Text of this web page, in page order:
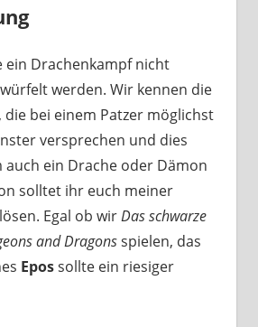
ein Drachenkampf nicht
werden. Wir kennen die
die bei einem Patzer möglichst
versprechen und dies
ein Drache oder Dämon
solltet ihr euch meiner
Egal ob wirDas schwarze
and Dragonsspielen, das
Epossollte ein riesiger